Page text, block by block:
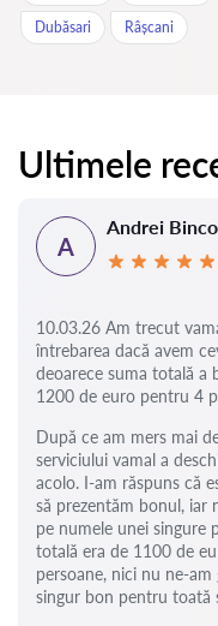
Dubăsari Râșcani
Ultimele
A
Andrei
10.03.26 Am trecut
întrebarea dacă avem
deoarece suma totală a
1200 de euro pentru 4
După ce am mers mai
serviciului vamal a
acolo. I-am răspuns că
să prezentăm bonul, iar
pe numele unei singure
totală era de 1100 de
persoane, nici nu ne-
singur bon pentru toată